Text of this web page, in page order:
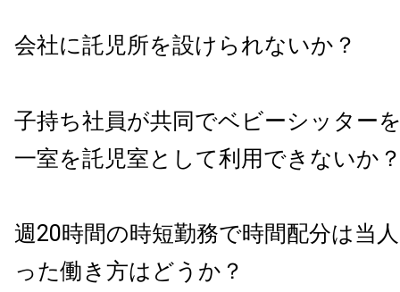
会社に託児所を設けられないか？
子持ち社員が共同でベビーシッター
一室を託児室として利用できないか
週20時間の時短勤務で時間配分は当
った働き方はどうか？